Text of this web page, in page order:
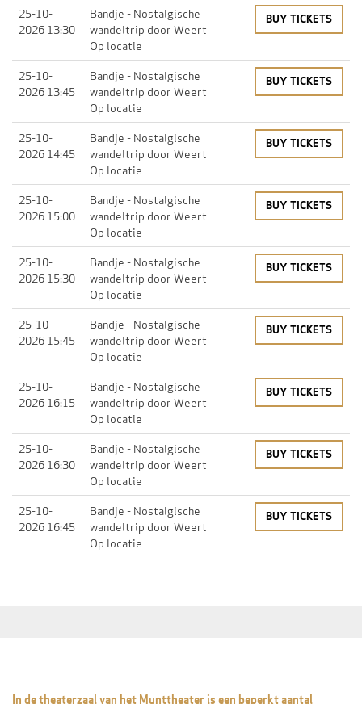
25-10-
2026 13:30
Bandje- Nostalgische
wandeltrip door Weert
Op locatie
BUY TICKETS
25-10-
2026 13:45
Bandje- Nostalgische
wandeltrip door Weert
Op locatie
BUY TICKETS
25-10-
2026 14:45
Bandje- Nostalgische
wandeltrip door Weert
Op locatie
BUY TICKETS
25-10-
2026 15:00
Bandje- Nostalgische
wandeltrip door Weert
Op locatie
BUY TICKETS
25-10-
2026 15:30
Bandje- Nostalgische
wandeltrip door Weert
Op locatie
BUY TICKETS
25-10-
2026 15:45
Bandje- Nostalgische
wandeltrip door Weert
Op locatie
BUY TICKETS
25-10-
2026 16:15
Bandje- Nostalgische
wandeltrip door Weert
Op locatie
BUY TICKETS
25-10-
2026 16:30
Bandje- Nostalgische
wandeltrip door Weert
Op locatie
BUY TICKETS
25-10-
2026 16:45
Bandje- Nostalgische
wandeltrip door Weert
Op locatie
BUY TICKETS
In de theaterzaal van het Munttheater is een beperkt aantal